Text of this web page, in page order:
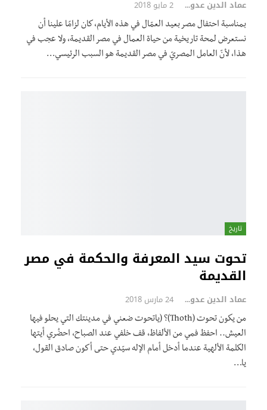
عماد الدين عدوي 2 مايو 2018
بمناسبة احتفال مصر بعيد العمّال في هذه الأيام، كان لزامًا علينا أن
نستعرض لمحة تاريخية من حياة العمال في مصر القديمة، ولا عجب في
هذا، لأنّ العامل المصريّ في مصر القديمة هو السبب الرئيسي…
تاريخ
تحوت سيد المعرفة والحكمة في مصر
القديمة
عماد الدين عدوي 24 مارس 2018
من يكون تحوت (Thoth)؟ (ياتحوت ضعني في مدينتك التي يحلو فيها
العيش.. احفظ فمي من الألفاظ، قف خلفي عند الصباح، احضُري أيتها
الكلمة الألهية عندما أدخل أمام الإله سيّدي حتى أكون صادق القول،
يا…